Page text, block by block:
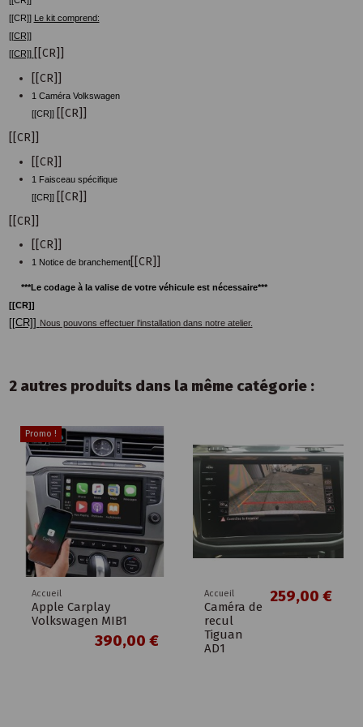
[[CR]] Le kit comprend:
[[CR]]
[[CR]]
[[CR]]
[[CR]]
1 Caméra Volkswagen
[[CR]]
[[CR]]
[[CR]]
[[CR]]
1 Faisceau spécifique
[[CR]]
[[CR]]
[[CR]]
[[CR]]
1 Notice de branchement[[CR]]
***Le codage à la valise de votre véhicule est nécessaire***
[[CR]]
[[CR]] Nous pouvons effectuer l'installation dans notre atelier.
2 autres produits dans la même catégorie :
Promo !
Accueil
Apple Carplay
Volkswagen MIB1
390,00 €
Accueil
Caméra de
recul
Tiguan
AD1
259,00 €